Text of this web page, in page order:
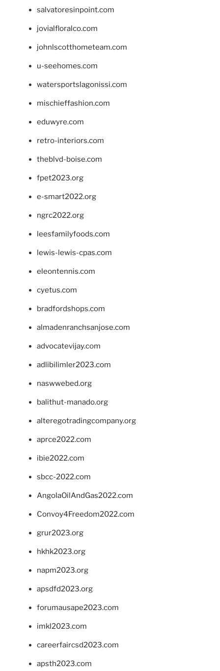
salvatoresinpoint.com
jovialfloralco.com
johnlscotthometeam.com
u-seehomes.com
watersportslagonissi.com
mischieffashion.com
eduwyre.com
retro-interiors.com
theblvd-boise.com
fpet2023.org
e-smart2022.org
ngrc2022.org
leesfamilyfoods.com
lewis-lewis-cpas.com
eleontennis.com
cyetus.com
bradfordshops.com
almadenranchsanjose.com
advocatevijay.com
adlibilimler2023.com
naswwebed.org
balithut-manado.org
alteregotradingcompany.org
aprce2022.com
ibie2022.com
sbcc-2022.com
AngolaOilAndGas2022.com
Convoy4Freedom2022.com
grur2023.org
hkhk2023.org
napm2023.org
apsdfd2023.org
forumausape2023.com
imkl2023.com
careerfaircsd2023.com
apsth2023.com